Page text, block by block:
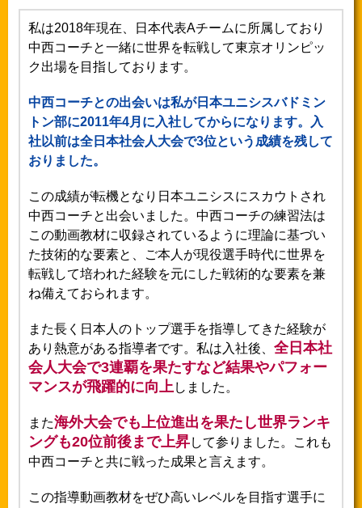
私は2018年現在、日本代表Aチームに所属しており
中西コーチと一緒に世界を転戦して東京オリンピッ
ク出場を目指しております。
中西コーチとの出会いは私が日本ユニシスバドミン
トン部に2011年4月に入社してからになります。入
社以前は全日本社会人大会で3位という成績を残して
おりました。
この成績が転機となり日本ユニシスにスカウトされ
中西コーチと出会いました。中西コーチの練習法は
この動画教材に収録されているように理論に基づい
た技術的な要素と、ご本人が現役選手時代に世界を
転戦して培われた経験を元にした戦術的な要素を兼
ね備えておられます。
また長く日本人のトップ選手を指導してきた経験が
あり熱意がある指導者です。私は入社後、 全日本社
会人大会で3連覇を果たすなど結果やパフォー
マンスが飛躍的に向上しました。
また海外大会でも上位進出を果たし世界ランキ
ングも20位前後まで上昇して参りました。これも
中西コーチと共に戦った成果と言えます。
この指導動画教材をぜひ高いレベルを目指す選手に